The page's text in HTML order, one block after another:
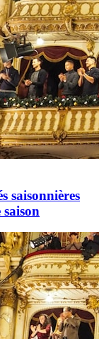
saisonnières